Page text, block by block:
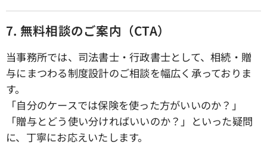
7. 無料相談のご案内（CTA）
当事務所では、司法書士・行政書士として、相続・贈
与にまつわる制度設計のご相談を幅広く承っておりま
す。
「自分のケースでは保険を使った方がいいのか？」
「贈与とどう使い分ければいいのか？」といった疑問
に、丁寧にお応えいたします。